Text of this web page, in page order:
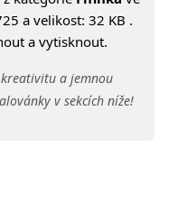
a velikost: 32 KB .
a vytisknout.
a jemnou
v sekcích níže!